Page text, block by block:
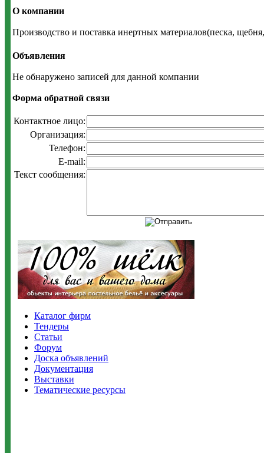
О компании
Производство и поставка инертных материалов(песка,
Объявления
Не обнаружено записей для данной компании
Форма обратной связи
Контактное лицо:
Организация:
Телефон:
E-mail:
Текст сообщения:
Каталог фирм
Тендеры
Статьи
Форум
Доска объявлений
Документация
Выставки
Тематические ресурсы